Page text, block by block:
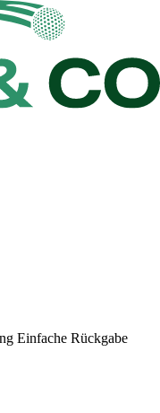
Einfache Rückgabe